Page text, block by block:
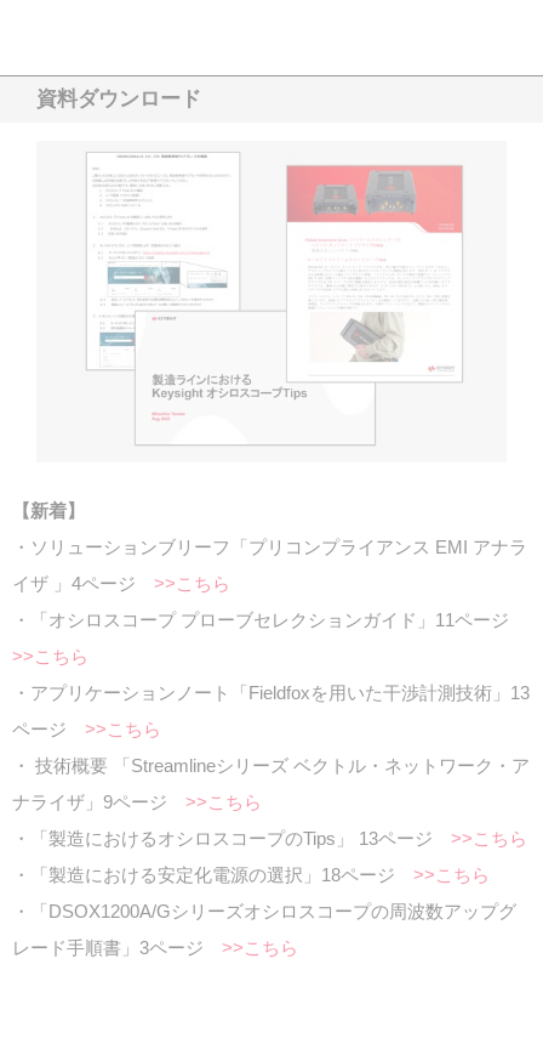
資料ダウンロード
【新着】
・ソリューションブリーフ「プリコンプライアンス EMI アナラ
イザ 」4ページ >>こちら
・「オシロスコープ プローブセレクションガイド」11ページ
>>こちら
・アプリケーションノート「Fieldfoxを用いた干渉計測技術」13
ページ >>こちら
・ 技術概要 「Streamlineシリーズ ベクトル・ネットワーク・ア
ナライザ」9ページ >>こちら
・「製造におけるオシロスコープのTips」 13ページ >>こちら
・「製造における安定化電源の選択」18ページ >>こちら
・「DSOX1200A/Gシリーズオシロスコープの周波数アップグ
レード手順書」3ページ >>こちら